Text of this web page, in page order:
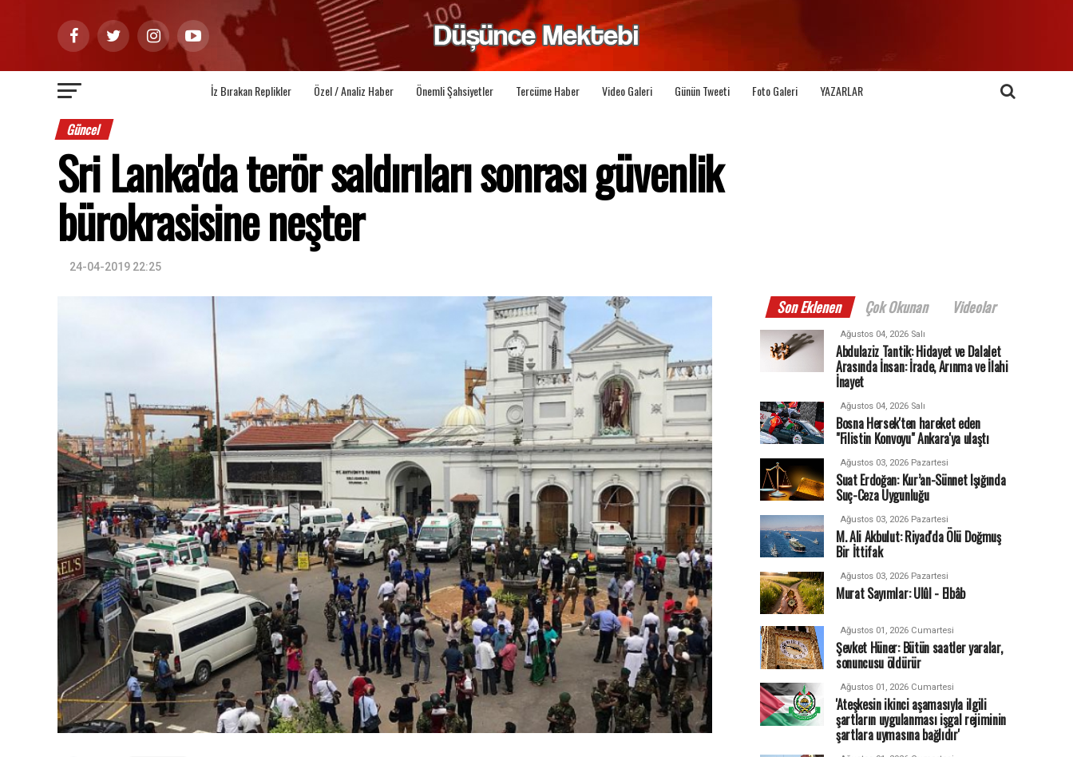
İz Bırakan Replikler Özel / Analiz Haber Önemli Şahsiyetler Tercüme Haber Video Galeri Günün Tweeti Foto Galeri YAZARLAR
Güncel
Sri Lanka'da terör saldırıları sonrası güvenlik
bürokrasisine neşter
24-04-2019 22:25
Son Eklenen Çok Okunan Videolar
Ağustos 04, 2026 Salı
Abdulaziz Tantik: Hidayet ve Dalalet
Arasında İnsan: İrade, Arınma ve İlahi
İnayet
Ağustos 04, 2026 Salı
Bosna Hersek'ten hareket eden
"Filistin Konvoyu" Ankara'ya ulaştı
Ağustos 03, 2026 Pazartesi
Suat Erdoğan: Kur’an-Sünnet Işığında
Suç-Ceza Uygunluğu
Ağustos 03, 2026 Pazartesi
M. Ali Akbulut: Riyad'da Ölü Doğmuş
Bir İttifak
Ağustos 03, 2026 Pazartesi
Murat Sayımlar: Ulûl - Elbâb
Ağustos 01, 2026 Cumartesi
Şevket Hüner: Bütün saatler yaralar,
sonuncusu öldürür
Ağustos 01, 2026 Cumartesi
'Ateşkesin ikinci aşamasıyla ilgili
şartların uygulanması işgal rejiminin
şartlara uymasına bağlıdır'